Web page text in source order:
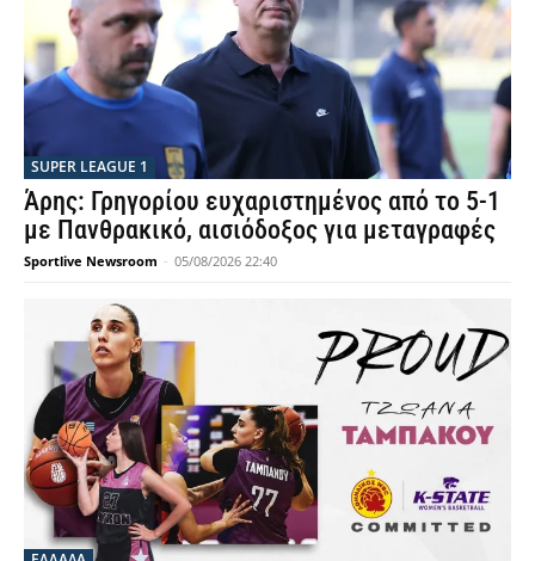
SUPER LEAGUE 1
Άρης: Γρηγορίου ευχαριστημένος από το 5-1
με Πανθρακικό, αισιόδοξος για μεταγραφές
Sportlive Newsroom - 05/08/2026 22:40